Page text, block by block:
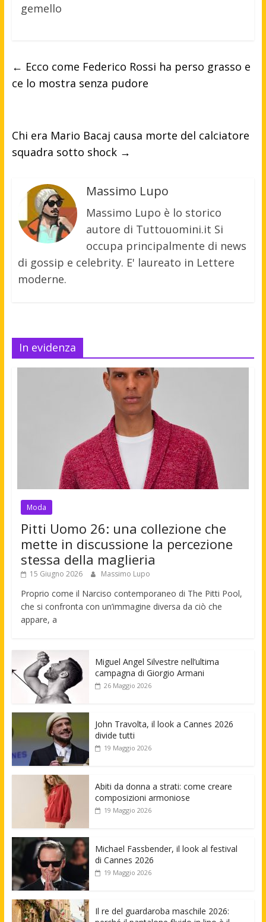
gemello
← Ecco come Federico Rossi ha perso grasso e
ce lo mostra senza pudore
Chi era Mario Bacaj causa morte del calciatore
squadra sotto shock →
Massimo Lupo
Massimo Lupo è lo storico
autore di Tuttouomini.it Si
occupa principalmente di news
di gossip e celebrity. E' laureato in Lettere
moderne.
In evidenza
Moda
Pitti Uomo 26: una collezione che
mette in discussione la percezione
stessa della maglieria
15 Giugno 2026 Massimo Lupo
Proprio come il Narciso contemporaneo di The Pitti Pool,
che si confronta con un’immagine diversa da ciò che
appare, a
Miguel Angel Silvestre nell’ultima
campagna di Giorgio Armani
26 Maggio 2026
John Travolta, il look a Cannes 2026
divide tutti
19 Maggio 2026
Abiti da donna a strati: come creare
composizioni armoniose
19 Maggio 2026
Michael Fassbender, il look al festival
di Cannes 2026
19 Maggio 2026
Il re del guardaroba maschile 2026: